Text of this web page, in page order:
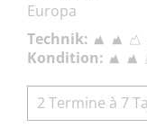
Europa
Technik:
Kondition:
2 Termine à 7